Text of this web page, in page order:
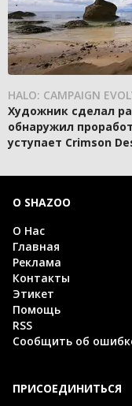
HALO: CAMPAIGN
Художник сделал
обнаружил
уступает Crimson
О SHAZOO
О Нас
Главная
Реклама
Контакты
Этикет
Помощь
RSS
Сообщить об
ПРИСОЕДИНИТЬСЯ